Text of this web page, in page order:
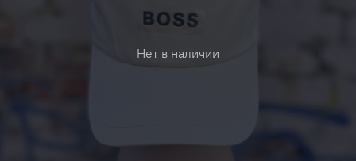
Нет в наличии